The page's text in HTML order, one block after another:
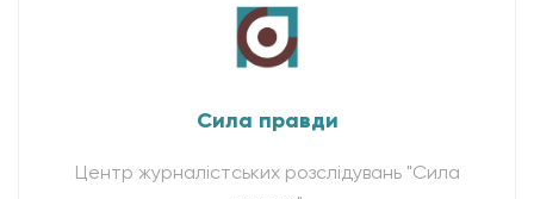
Сила правди
Центр журналістських розслідувань "Сила